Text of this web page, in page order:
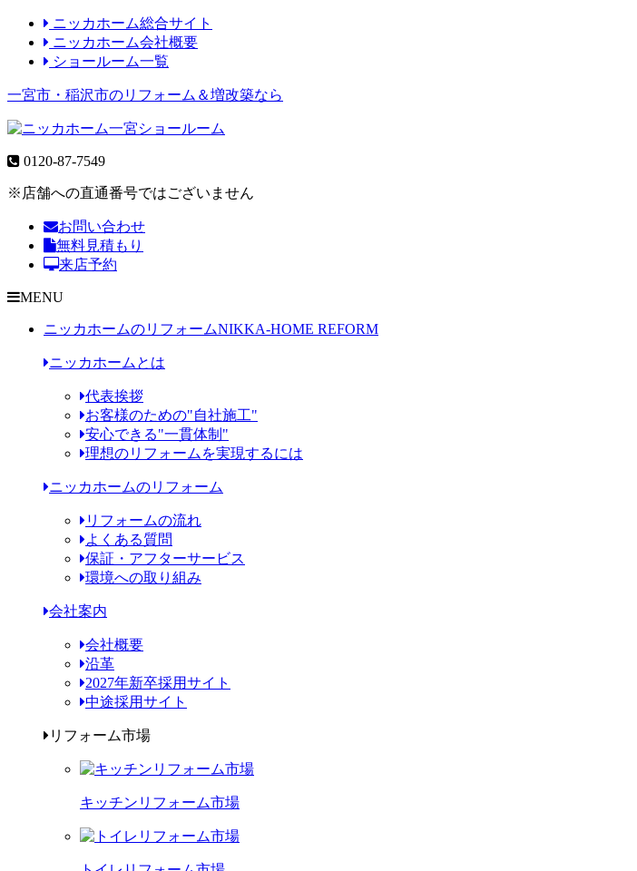
ニッカホーム総合サイト
ニッカホーム会社概要
ショールーム一覧
一宮市・稲沢市のリフォーム＆増改築なら
0120-87-7549
※店舗への直通番号ではございません
お問い合わせ
無料見積もり
来店予約
MENU
ニッカホームのリフォームNIKKA-HOME REFORM
ニッカホームとは
代表挨拶
お客様のための"自社施工"
安心できる"一貫体制"
理想のリフォームを実現するには
ニッカホームのリフォーム
リフォームの流れ
よくある質問
保証・アフターサービス
環境への取り組み
会社案内
会社概要
沿革
2027年新卒採用サイト
中途採用サイト
リフォーム市場
キッチンリフォーム市場